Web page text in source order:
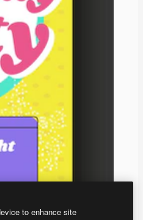
to enhance site